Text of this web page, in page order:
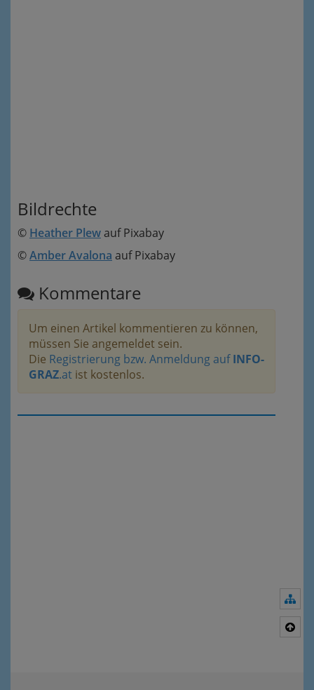
Bildrechte
© Heather Plewauf Pixabay
©Amber Avalona auf Pixabay
Kommentare
Um einen Artikel kommentieren zu können,
müssen Sie angemeldet sein.
Die Registrierung bzw. Anmeldung aufINFO-
GRAZ.at ist kostenlos.